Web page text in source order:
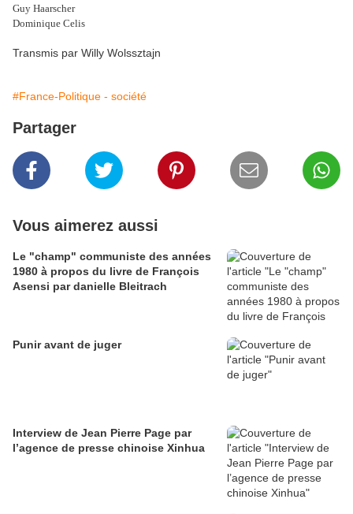
Guy Haarscher
Dominique Celis
Transmis par Willy Wolssztajn
#France-Politique - société
Partager
Vous aimerez aussi
Le "champ" communiste des années
1980 à propos du livre de François
Asensi par danielle Bleitrach
Punir avant de juger
Interview de Jean Pierre Page par
l’agence de presse chinoise Xinhua